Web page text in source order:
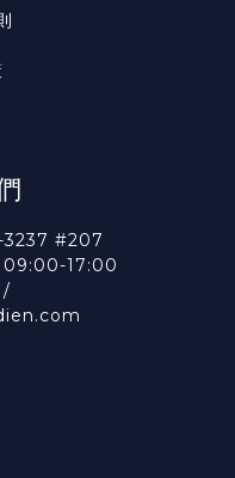
3237 #207
09:00-17:00
/